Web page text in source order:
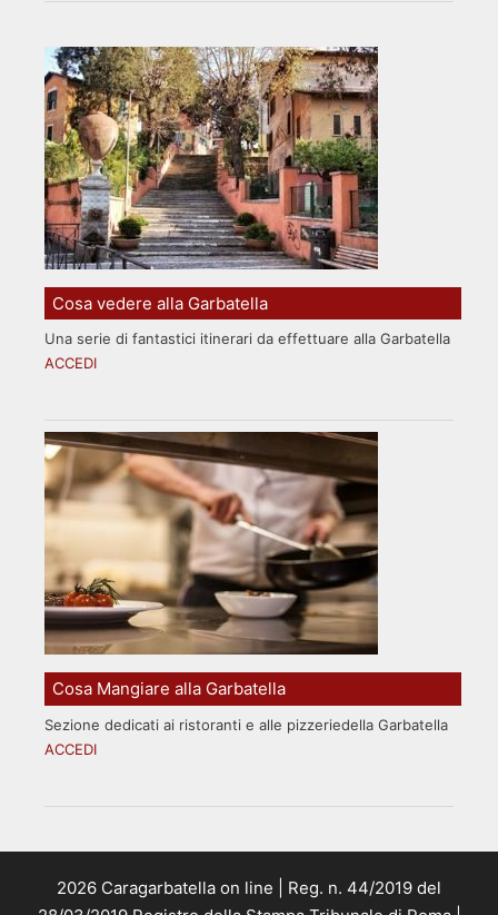
Cosa vedere alla Garbatella
Una serie di fantastici itinerari da effettuare alla Garbatella
ACCEDI
Cosa Mangiare alla Garbatella
Sezione dedicati ai ristoranti e alle pizzeriedella Garbatella
ACCEDI
2026 Caragarbatella on line | Reg. n. 44/2019 del